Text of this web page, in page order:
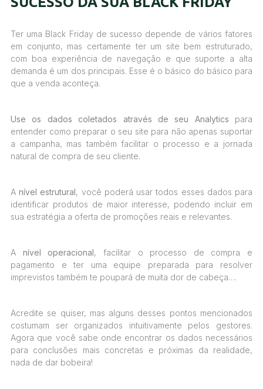
Ter uma Black Friday de sucesso depende de vários fatores
em conjunto, mas certamente ter um site bem estruturado,
com boa experiência de navegação e que suporte a alta
demanda é um dos principais. Esse é o básico do básico para
que a venda aconteça.
Use os dados coletados através de seu Analytics para
entender como preparar o seu site para não apenas suportar
a campanha, mas também facilitar o processo e a jornada
natural de compra de seu cliente.
Anível estrutural, você poderá usar todos esses dados para
identificar produtos de maior interesse, podendo incluir em
sua estratégia a oferta de promoções reais e relevantes.
A nível operacional, facilitar o processo de compra e
pagamento e ter uma equipe preparada para resolver
imprevistos também te poupará de muita dor de cabeça….
Acredite se quiser, mas alguns desses pontos mencionados
costumam ser organizados intuitivamente pelos gestores.
Agora que você sabe onde encontrar os dados necessários
para conclusões mais concretas e próximas da realidade,
nada de dar bobeira!